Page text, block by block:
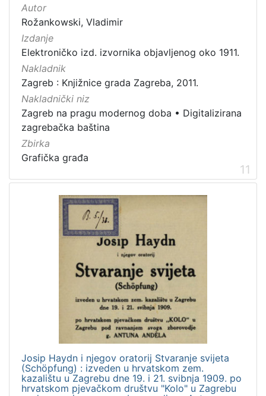
Autor
Rožankowski, Vladimir
Izdanje
Elektroničko izd. izvornika objavljenog oko 1911.
Nakladnik
Zagreb : Knjižnice grada Zagreba, 2011.
Nakladnički niz
Zagreb na pragu modernog doba • Digitalizirana
zagrebačka baština
Zbirka
Grafička građa
11
Josip Haydn i njegov oratorij Stvaranje svijeta
(Schöpfung) : izveden u hrvatskom zem.
kazalištu u Zagrebu dne 19. i 21. svibnja 1909. po
hrvatskom pjevačkom društvu "Kolo" u Zagrebu